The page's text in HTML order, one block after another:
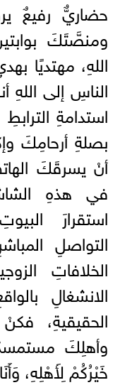
حضاريٌّ رفيعٌ
ومنصَّتَكَ
اللهِ، مهتديًا
الناسِ إلى
استدامةِ
بصلةِ أرحامِكَ
أنْ يسرقَكَ
في هذهِ
استقرارَ
التواصلِ
الخلافاتِ
الانشغالِ
الحقيقيةِ،
وأهلِكَ
خَيْرُكُمْ لِأَهْلِهِ،